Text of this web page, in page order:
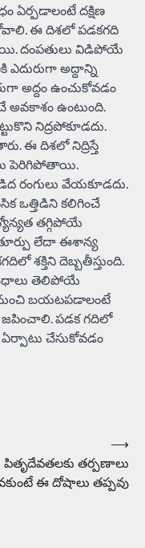
ఏర్పడాలంటే దక్షిణ
ఈ దిశలో పడకగది
దంపతులు విడిపోయే
అద్దాన్ని
అద్దం ఉంచుకోవడం
అవకాశం ఉంటుంది.
నిద్రపోకూడదు.
ఈ దిశలో నిద్రిస్తే
పెరిగిపోతాయి.
రంగులు వేయకూడదు.
ఒత్తిడిని కలిగించే
తగ్గిపోయే
లేదా ఈశాన్య
శక్తిని దెబ్బతీస్తుంది.
తెలిపోయే
బయటపడాలంటే
జపించాలి. పడక గదిలో
చేసుకోవడం
పితృదేవతలకు తర్పణాలు
ఈ దోషాలు తప్పవు
⟶